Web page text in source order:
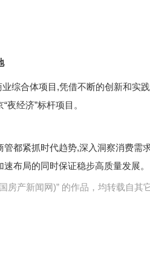
合体项目,凭借不断的创新和实
经济”标杆项目。
紧抓时代趋势,深入洞察消费需
布局的同时保证稳步高质量发展。
房产新闻网)” 的作品，均转载自